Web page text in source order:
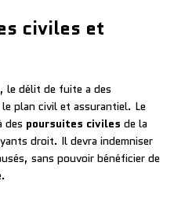
civiles et
le délit de fuite a des
plan civil et assurantiel. Le
des poursuites civiles de la
droit. Il devra indemniser
sans pouvoir bénéficier de